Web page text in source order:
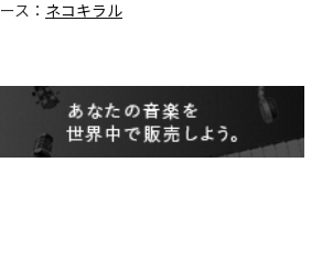
ス： ネコキラル